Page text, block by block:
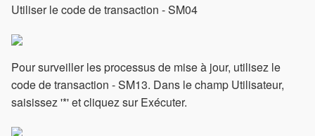
Utiliser le code de transaction - SM04
Pour surveiller les processus de mise à jour, utilisez le
code de transaction - SM13. Dans le champ Utilisateur,
saisissez '*' et cliquez sur Exécuter.